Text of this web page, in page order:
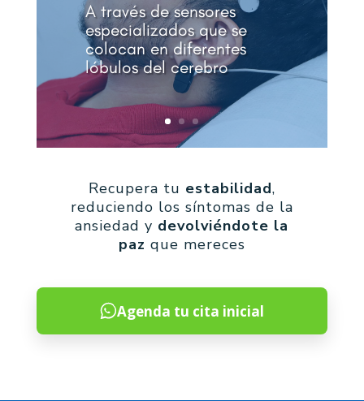
A través de sensores
especializados que se
colocan en diferentes
lóbulos del cerebro
Recupera tu estabilidad,
reduciendo los síntomas de la
ansiedad y devolviéndote la
paz que mereces
Agenda tu cita inicial